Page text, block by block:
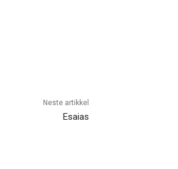
Neste artikkel
Esaias